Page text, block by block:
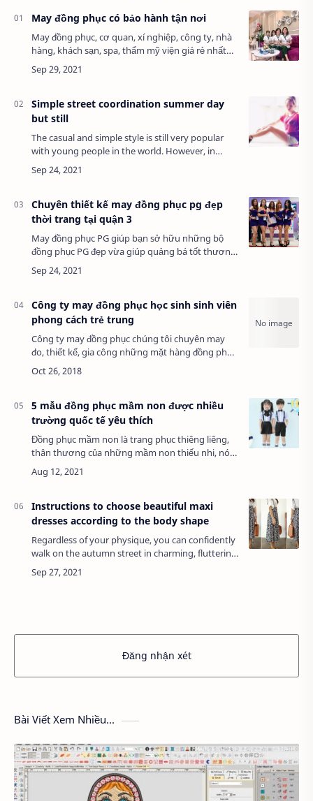
May đồng phục có bảo hành tận nơi
May đồng phục, cơ quan, xí nghiệp, công ty, nhà
hàng, khách sạn, spa, thẩm mỹ viện giá rẻ nhất
tại Gò Vấp, TpHCM. May theo yêu cầu đơn hàng,
nhận gia công thêu, in, tên, logo công …
Simple street coordination summer day
but still
The casual and simple style is still very popular
with young people in the world. However, in
order to create a little more style for her ombre
dress, this girl chose an interestin…
Chuyên thiết kế may đồng phục pg đẹp
thời trang tại quận 3
May đồng phục PG giúp bạn sở hữu những bộ
đồng phục PG đẹp vừa giúp quảng bá tốt thương
hiệu lại tiết kiệm chi phí. Công ty may đồng phục
ritynews.com có rất nhiều mẫu mã đồng phục…
Công ty may đồng phục học sinh sinh viên
phong cách trẻ trung
Công ty may đồng phục chúng tôi chuyên may
đo, thiết kế, gia công những mặt hàng đồng phục,
trong đó đồng phục học trò - sinh viên phong
cách trẻ trung. Nếu bạn sở hữu nhu cầu…
5 mẫu đồng phục mầm non được nhiều
trường quốc tế yêu thích
Đồng phục mầm non là trang phục thiêng liêng,
thân thương của những mầm non thiếu nhi, nó
vừa là biểu tượng cho nét đẹp trong sáng tuổi
thơ cắp sách tới trường. Hãy cùng MẪULẠ tìm …
Instructions to choose beautiful maxi
dresses according to the body shape
Regardless of your physique, you can confidently
walk on the autumn street in charming, fluttering
and sweet maxi dresses. Summer has completely
left, now, filled with a place wher…
Đăng nhận xét
Bài Viết Xem Nhiều...